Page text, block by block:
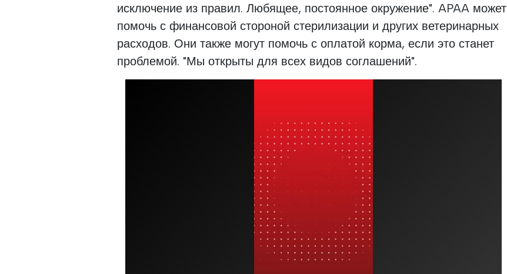
исключение из правил. Любящее, постоянное окружение". APAA может
помочь с финансовой стороной стерилизации и других ветеринарных
расходов. Они также могут помочь с оплатой корма, если это станет
проблемой. "Мы открыты для всех видов соглашений".